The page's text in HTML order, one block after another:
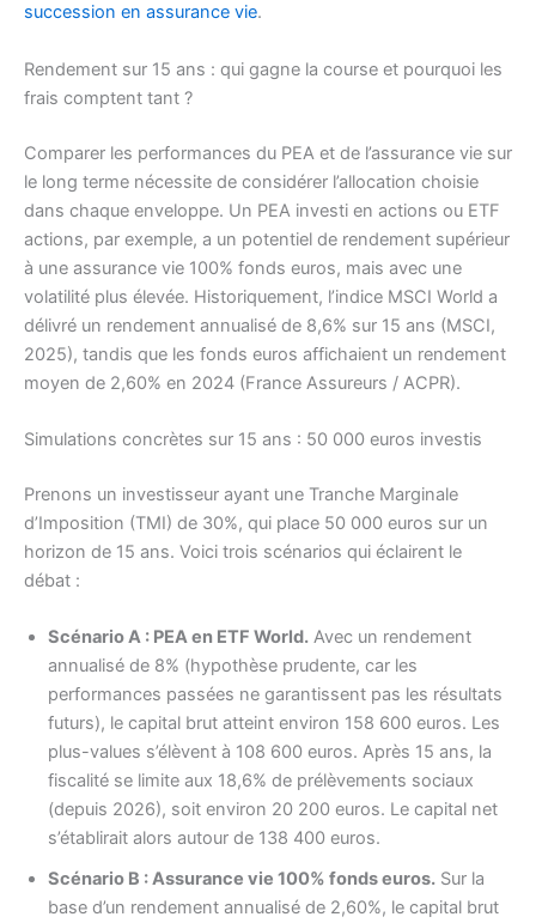
succession en assurance vie.
Rendement sur 15 ans : qui gagne la course et pourquoi les
frais comptent tant ?
Comparer les performances du PEA et de l’assurance vie sur
le long terme nécessite de considérer l’allocation choisie
dans chaque enveloppe. Un PEA investi en actions ou ETF
actions, par exemple, a un potentiel de rendement supérieur
à une assurance vie 100% fonds euros, mais avec une
volatilité plus élevée. Historiquement, l’indice MSCI World a
délivré un rendement annualisé de 8,6% sur 15 ans (MSCI,
2025), tandis que les fonds euros affichaient un rendement
moyen de 2,60% en 2024 (France Assureurs / ACPR).
Simulations concrètes sur 15 ans : 50 000 euros investis
Prenons un investisseur ayant une Tranche Marginale
d’Imposition (TMI) de 30%, qui place 50 000 euros sur un
horizon de 15 ans. Voici trois scénarios qui éclairent le
débat :
Scénario A : PEA en ETF World. Avec un rendement
annualisé de 8% (hypothèse prudente, car les
performances passées ne garantissent pas les résultats
futurs), le capital brut atteint environ 158 600 euros. Les
plus-values s’élèvent à 108 600 euros. Après 15 ans, la
fiscalité se limite aux 18,6% de prélèvements sociaux
(depuis 2026), soit environ 20 200 euros. Le capital net
s’établirait alors autour de 138 400 euros.
Scénario B : Assurance vie 100% fonds euros. Sur la
base d’un rendement annualisé de 2,60%, le capital brut